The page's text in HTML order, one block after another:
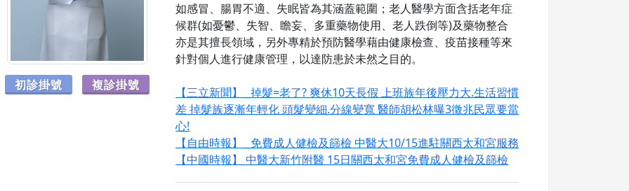
初診掛號 複診掛號
如感冒、腸胃不適、失眠皆為其涵蓋範圍；老人醫學方面含括老年症
候群(如憂鬱、失智、瞻妄、多重藥物使用、老人跌倒等)及藥物整合
亦是其擅長領域，另外專精於預防醫學藉由健康檢查、疫苗接種等來
針對個人進行健康管理，以達防患於未然之目的。
【三立新聞】 _掉髮=老了? 爽休10天長假 上班族年後壓力大.生活習慣
差 掉髮族逐漸年輕化 頭髮變細.分線變寬 醫師胡松林曝3徵兆民眾要當
心!
【自由時報】 _免費成人健檢及篩檢 中醫大10/15進駐關西太和宮服務
【中國時報】 中醫大新竹附醫 15日關西太和宮免費成人健檢及篩檢